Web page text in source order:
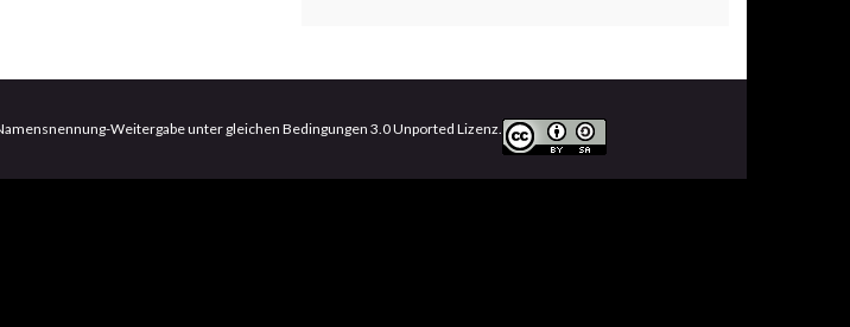
Weitergabe unter gleichen Bedingungen 3.0 Unported Lizenz.